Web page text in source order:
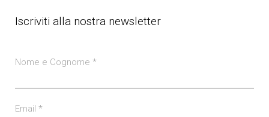
Iscriviti alla nostra newsletter
Nome e Cognome *
Email *